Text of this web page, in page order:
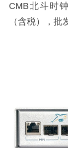
CMB北斗时
（含税）
，批